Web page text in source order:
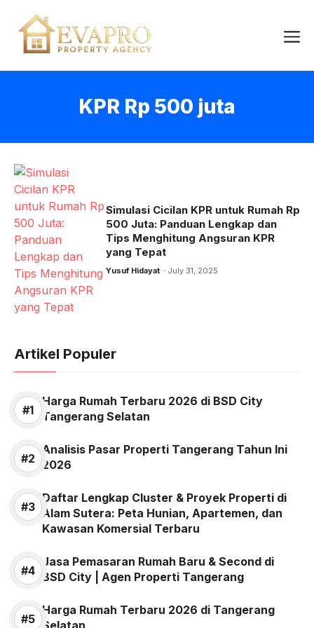
content
KPR Rp 500 juta
Simulasi Cicilan KPR untuk Rumah Rp
500 Juta: Panduan Lengkap dan
Tips Menghitung Angsuran KPR
yang Tepat
Yusuf Hidayat July 31, 2025
Artikel Populer
Harga Rumah Terbaru 2026 di BSD City
Tangerang Selatan
Analisis Pasar Properti Tangerang Tahun Ini
2026
Daftar Lengkap Cluster & Proyek Properti di
Alam Sutera: Peta Hunian, Apartemen, dan
Kawasan Komersial Terbaru
Jasa Pemasaran Rumah Baru & Second di
BSD City | Agen Properti Tangerang
Harga Rumah Terbaru 2026 di Tangerang
Selatan